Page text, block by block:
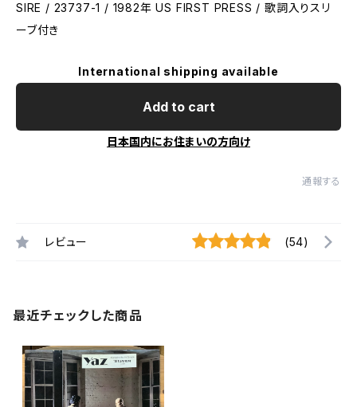
SIRE / 23737-1 / 1982年 US FIRST PRESS / 歌詞入りスリ
ーブ付き
International shipping available
Add to cart
日本国内にお住まいの方向け
通報する
レビュー (54)
最近チェックした商品